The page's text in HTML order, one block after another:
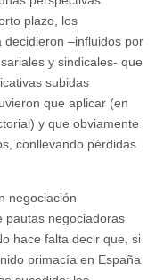
plazo, los
decidieron –influidos por
y sindicales- que
subidas
que aplicar (en
y que obviamente
conllevando pérdidas
negociación
pautas negociadoras
hace falta decir que, si
primacía en España